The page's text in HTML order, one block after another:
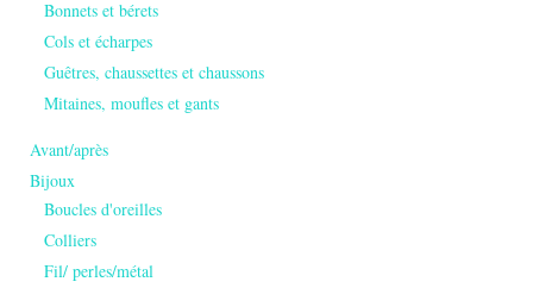
Bonnets et bérets
Cols et écharpes
Guêtres, chaussettes et chaussons
Mitaines, moufles et gants
Avant/après
Bijoux
Boucles d'oreilles
Colliers
Fil/ perles/métal